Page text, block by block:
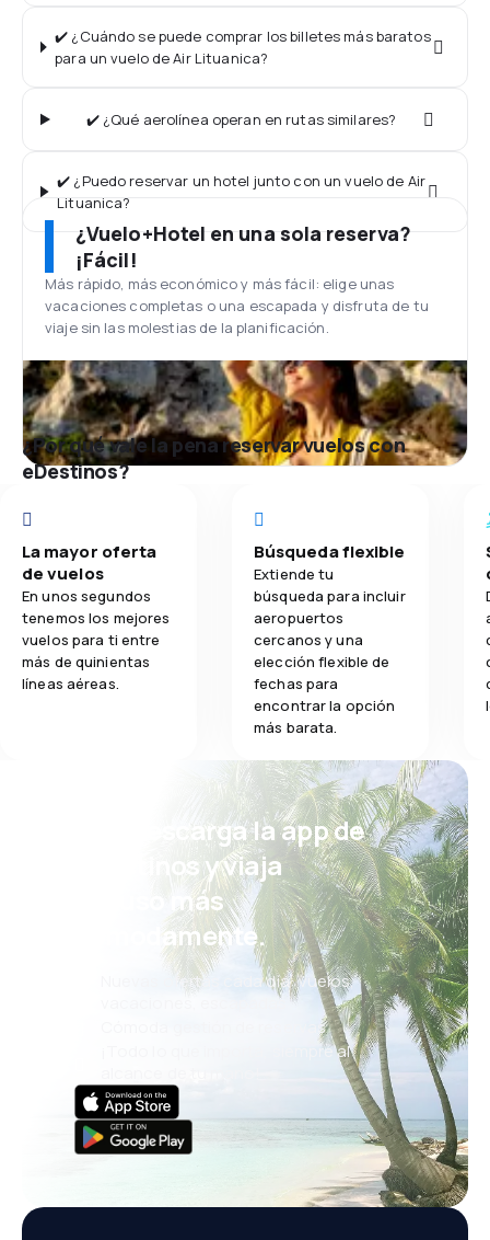
✔️ ¿Cuándo se puede comprar los billetes más baratos
para un vuelo de Air Lituanica?
✔️ ¿Qué aerolínea operan en rutas similares?
✔️ ¿Puedo reservar un hotel junto con un vuelo de Air
Lituanica?
¿Vuelo+Hotel en una sola reserva?
¡Fácil!
Más rápido, más económico y más fácil: elige unas
vacaciones completas o una escapada y disfruta de tu
viaje sin las molestias de la planificación.
¿Por qué vale la pena reservar vuelos con
eDestinos?
La mayor oferta
de vuelos
En unos segundos
tenemos los mejores
vuelos para ti entre
más de quinientas
líneas aéreas.
Búsqueda flexible
Extiende tu
búsqueda para incluir
aeropuertos
cercanos y una
elección flexible de
fechas para
encontrar la opción
más barata.
¡Eh! Descarga la app de
eDestinos y viaja
incluso más
cómodamente.
Nuevas ofertas cada día: vuelos,
vacaciones, escapadas
Cómoda gestión de reservas
¡Todo lo que importa, siempre al